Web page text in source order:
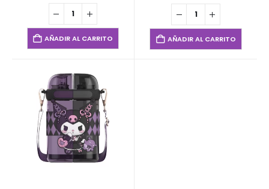
AÑADIR AL CARRITO AÑADIR AL CARRITO